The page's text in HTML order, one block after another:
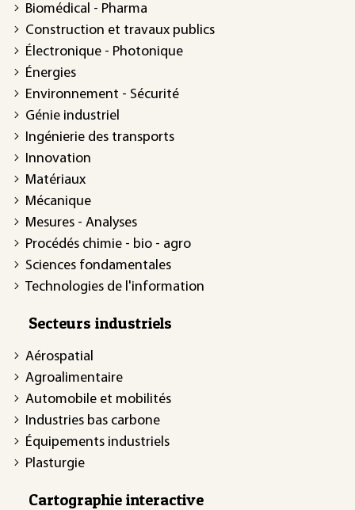
Biomédical - Pharma
Construction et travaux publics
Électronique - Photonique
Énergies
Environnement - Sécurité
Génie industriel
Ingénierie des transports
Innovation
Matériaux
Mécanique
Mesures - Analyses
Procédés chimie - bio - agro
Sciences fondamentales
Technologies de l'information
Secteurs industriels
Aérospatial
Agroalimentaire
Automobile et mobilités
Industries bas carbone
Équipements industriels
Plasturgie
Cartographie interactive